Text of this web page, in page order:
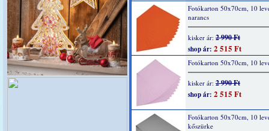
Fotókarton 50x70cm, 10
narancs
kisker ár: 2 990 Ft
shop ár: 2 515 Ft
Fotókarton 50x70cm, 10
kisker ár: 2 990 Ft
shop ár: 2 515 Ft
Fotókarton 50x70cm, 10
kőszürke